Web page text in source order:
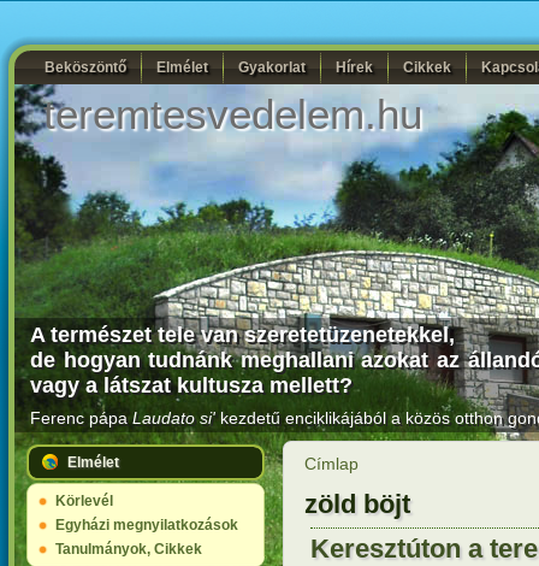
Beköszöntő Elmélet Gyakorlat Hírek Cikkek
teremtesvedelem.hu
A természet tele van szeretetüzenetekkel,
de hogyan tudnánk meghallani azokat az
vagy a látszat kultusza mellett?
Ferenc pápaLaudato si'kezdetű enciklikájából a közös otthon
Elmélet
Körlevél
Egyházi megnyilatkozások
Tanulmányok, Cikkek
Címlap
zöld böjt
Keresztúton a